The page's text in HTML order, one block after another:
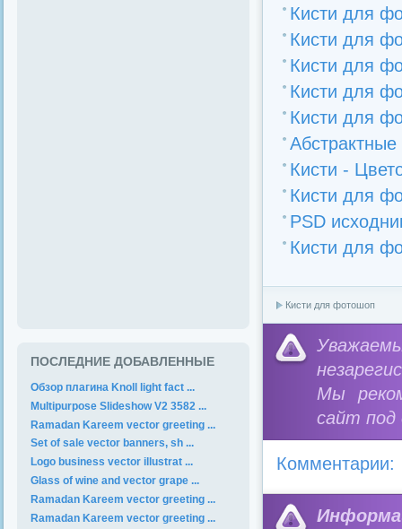
Кисти для
Кисти для
Кисти для
Кисти для
Кисти для
Кисти -
Кисти для
PSD
Кисти для
Кисти для фотошоп
Мы
сайт под
Комментарии:
ПОСЛЕДНИЕ ДОБАВЛЕННЫЕ
Обзор плагина Knoll light fact ...
Multipurpose Slideshow V2 3582 ...
Ramadan Kareem vector greeting ...
Set of sale vector banners, sh ...
Logo business vector illustrat ...
Glass of wine and vector grape ...
Ramadan Kareem vector greeting ...
Ramadan Kareem vector greeting ...